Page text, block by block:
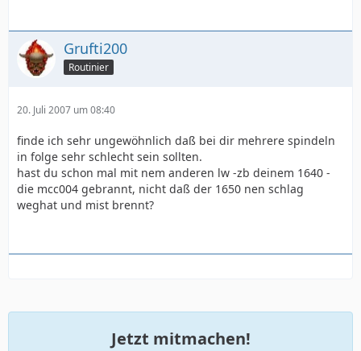
Grufti200
Routinier
20. Juli 2007 um 08:40
finde ich sehr ungewöhnlich daß bei dir mehrere spindeln
in folge sehr schlecht sein sollten.
hast du schon mal mit nem anderen lw -zb deinem 1640 -
die mcc004 gebrannt, nicht daß der 1650 nen schlag
weghat und mist brennt?
Jetzt mitmachen!